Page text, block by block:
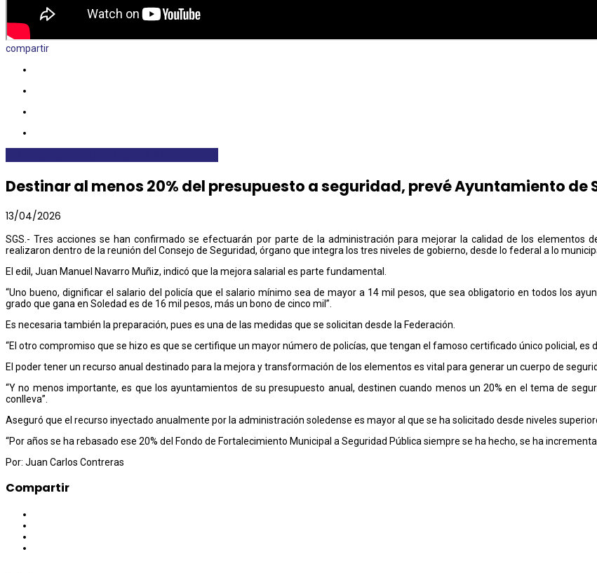
compartir
Destinar al menos 20% del presupuesto a seguridad, prevé Ayuntamiento de
13/04/2026
SGS.- Tres acciones se han confirmado se efectuarán por parte de la administración para mejorar la calidad de los elementos
realizaron dentro de la reunión del Consejo de Seguridad, órgano que integra los tres niveles de gobierno, desde lo federal a lo
El edil, Juan Manuel Navarro Muñiz, indicó que la mejora salarial es parte fundamental.
“Uno bueno, dignificar el salario del policía que el salario mínimo sea de mayor a 14 mil pesos, que sea obligatorio en todos los
grado que gana en Soledad es de 16 mil pesos, más un bono de cinco mil”.
Es necesaria también la preparación, pues es una de las medidas que se solicitan desde la Federación.
“El otro compromiso que se hizo es que se certifique un mayor número de policías, que tengan el famoso certificado único policial, es
El poder tener un recurso anual destinado para la mejora y transformación de los elementos es vital para generar un cuerpo de
“Y no menos importante, es que los ayuntamientos de su presupuesto anual, destinen cuando menos un 20% en el tema de
conlleva”.
Aseguró que el recurso inyectado anualmente por la administración soledense es mayor al que se ha solicitado desde niveles
“Por años se ha rebasado ese 20% del Fondo de Fortalecimiento Municipal a Seguridad Pública siempre se ha hecho, se ha
Por: Juan Carlos Contreras
Compartir